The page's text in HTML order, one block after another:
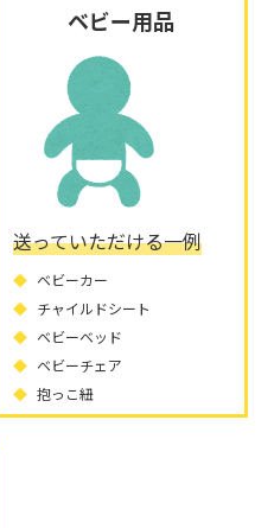
ベビー用品
送っていただける一例
ベビーカー
チャイルドシート
ベビーベッド
ベビーチェア
抱っこ紐